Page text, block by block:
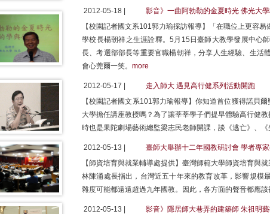
2012-05-18 |
影音》一曲阿勃勒的金夏時光 佛光大
【校園記者國文系101郭力瑜採訪報導】「在職位上更容
學校長楊朝祥之生涯詮釋。5月15日臺師大教學發展中心
長、考選部部長等重要官職楊朝祥，分享人生經驗、生活
會心莞爾一笑。 more
2012-05-17 |
走入師大 遇見高行健系列活動開跑
【校園記者國文系101郭力瑜報導】你知道首位獲得諾貝
大學擔任講座教授嗎？為了讓莘莘學子們提早體驗高行健
時也是果陀劇場藝術總監梁志民老師開課，談《逃亡》、《
2012-05-13 |
臺師大舉辦十二年國教研討會 學者專
【師資培育與就業輔導處提供】臺灣師範大學師資培育與
林陳涌處長指出，台灣近五十年來的教育改革，影響規模
雜度可能都遠遠超過九年國教。因此，各方面的聲音都應
2012-05-13 |
影音》隱居師大巷弄的建築師 朱祖明